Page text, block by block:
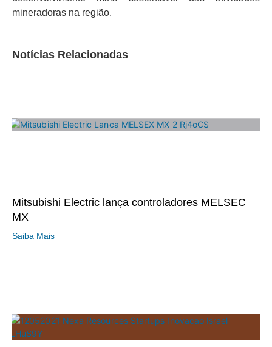
mineradoras na região.
Notícias Relacionadas
Mitsubishi Electric lança controladores MELSEC
MX
Saiba Mais